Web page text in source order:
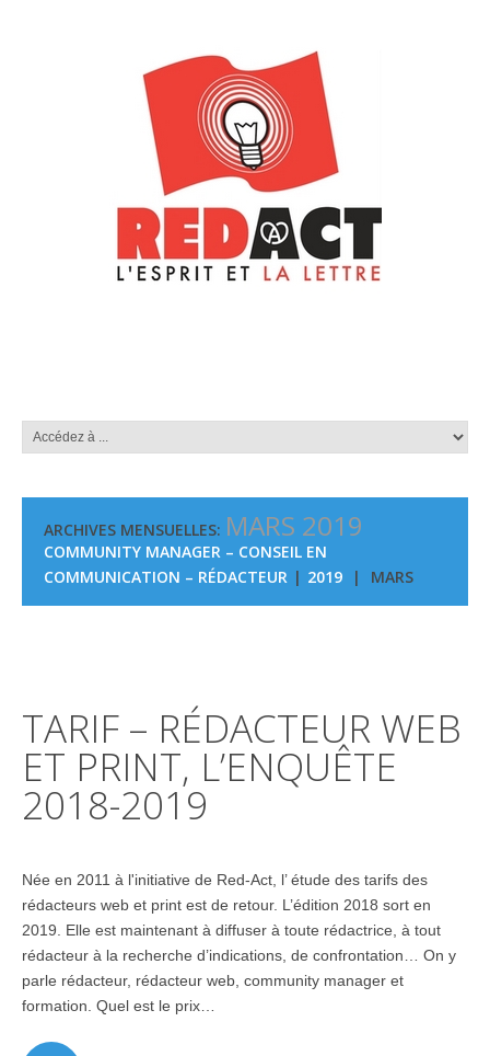
ARCHIVES MENSUELLES: MARS 2019
COMMUNITY MANAGER – CONSEIL EN
COMMUNICATION – RÉDACTEUR
2019 MARS
TARIF – RÉDACTEUR WEB
ET PRINT, L’ENQUÊTE
2018-2019
Née en 2011 à l'initiative de Red-Act, l’ étude des tarifs des
rédacteurs web et print est de retour. L’édition 2018 sort en
2019. Elle est maintenant à diffuser à toute rédactrice, à tout
rédacteur à la recherche d’indications, de confrontation… On y
parle rédacteur, rédacteur web, community manager et
formation. Quel est le prix…